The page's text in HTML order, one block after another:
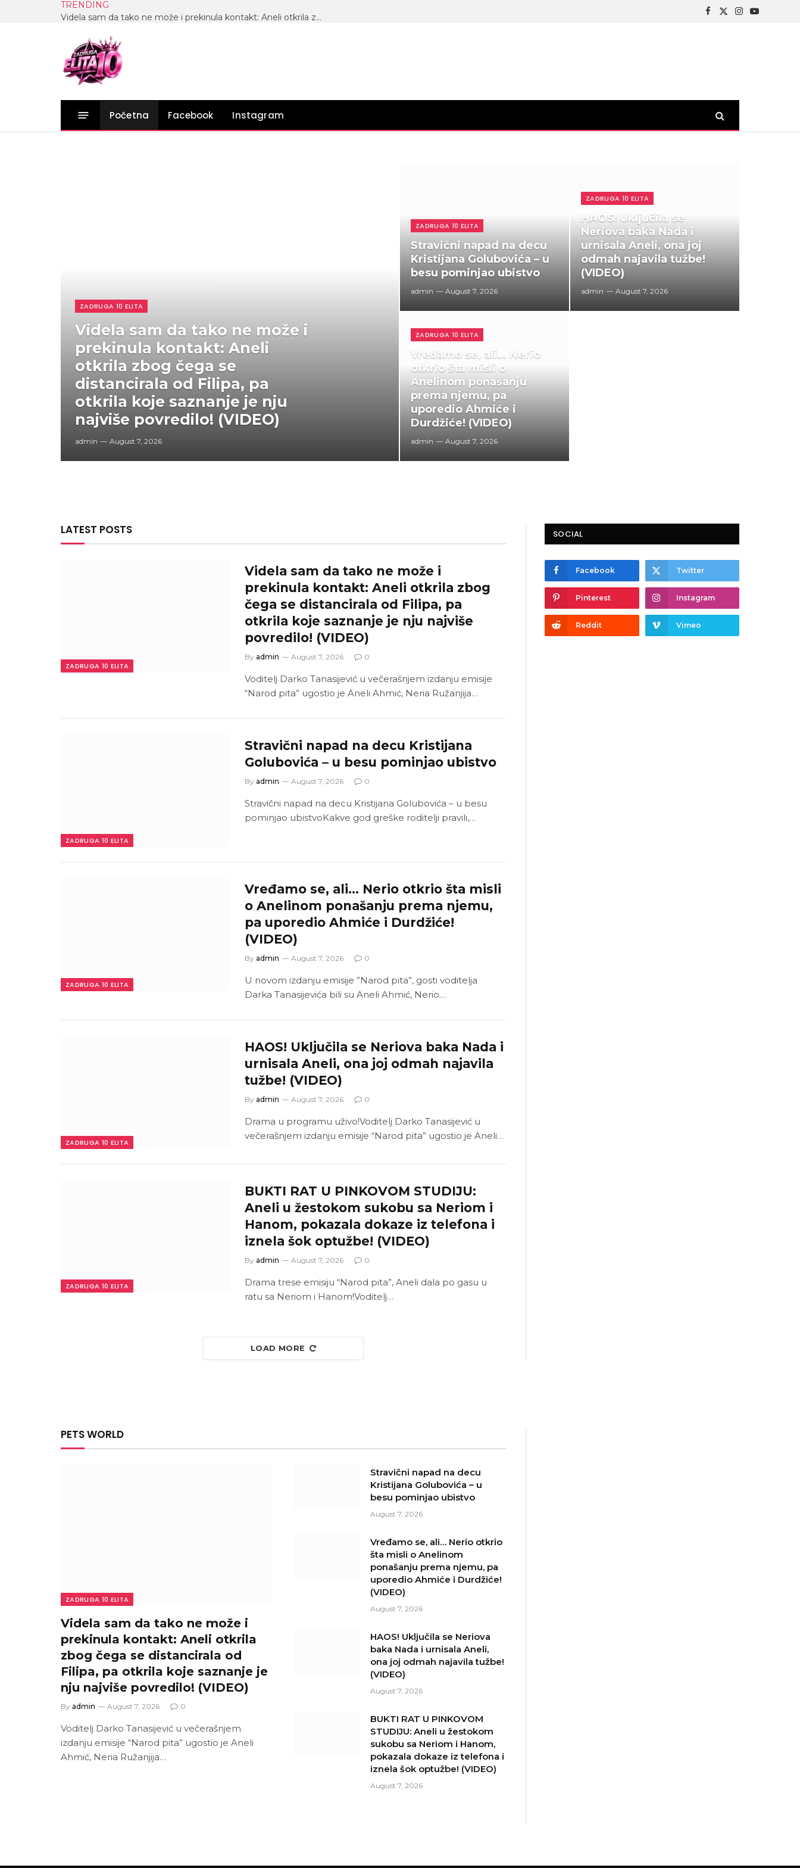
TRENDING
Videla sam da tako ne može i prekinula kontakt: Aneli otkrila zbog čega se distancirala od Filipa, pa otkrila koje saznanje je nju najviše povredilo! (VIDEO)
Facebook
X
Instagram
YouTube
Početna Facebook Instagram
ZADRUGA 10 ELITA
Videla sam da tako ne može i
prekinula kontakt: Aneli
otkrila zbog čega se
distancirala od Filipa, pa
otkrila koje saznanje je nju
najviše povredilo! (VIDEO)
admin August 7, 2026
ZADRUGA 10 ELITA
Stravični napad na decu
Kristijana Golubovića – u
besu pominjao ubistvo
admin August 7, 2026
ZADRUGA 10 ELITA
Vređamo se, ali… Nerio
otkrio šta misli o
Anelinom ponašanju
prema njemu, pa
uporedio Ahmiće i
Durdžiće! (VIDEO)
admin August 7, 2026
ZADRUGA 10 ELITA
HAOS! Uključila se
Neriova baka Nada i
urnisala Aneli, ona joj
odmah najavila tužbe!
(VIDEO)
admin August 7, 2026
LATEST POSTS
ZADRUGA 10 ELITA
Videla sam da tako ne može i
prekinula kontakt: Aneli otkrila zbog
čega se distancirala od Filipa, pa
otkrila koje saznanje je nju najviše
povredilo! (VIDEO)
By admin August 7, 2026 0
Voditelj Darko Tanasijević u večerašnjem izdanju emisije
“Narod pita” ugostio je Aneli Ahmić, Neria Ružanjija…
ZADRUGA 10 ELITA
Stravični napad na decu Kristijana
Golubovića – u besu pominjao ubistvo
By admin August 7, 2026 0
Stravični napad na decu Kristijana Golubovića – u besu
pominjao ubistvoKakve god greške roditelji pravili,…
ZADRUGA 10 ELITA
Vređamo se, ali… Nerio otkrio šta misli
o Anelinom ponašanju prema njemu,
pa uporedio Ahmiće i Durdžiće!
(VIDEO)
By admin August 7, 2026 0
U novom izdanju emisije ”Narod pita”, gosti voditelja
Darka Tanasijevića bili su Aneli Ahmić, Nerio…
ZADRUGA 10 ELITA
HAOS! Uključila se Neriova baka Nada i
urnisala Aneli, ona joj odmah najavila
tužbe! (VIDEO)
By admin August 7, 2026 0
Drama u programu uživo!Voditelj Darko Tanasijević u
večerašnjem izdanju emisije “Narod pita” ugostio je Aneli…
ZADRUGA 10 ELITA
BUKTI RAT U PINKOVOM STUDIJU:
Aneli u žestokom sukobu sa Neriom i
Hanom, pokazala dokaze iz telefona i
iznela šok optužbe! (VIDEO)
By admin August 7, 2026 0
Drama trese emisiju “Narod pita”, Aneli dala po gasu u
ratu sa Neriom i Hanom!Voditelj…
LOAD MORE
SOCIAL
Facebook Twitter
Pinterest Instagram
Reddit Vimeo
PETS WORLD
ZADRUGA 10 ELITA
Videla sam da tako ne može i
prekinula kontakt: Aneli otkrila
zbog čega se distancirala od
Filipa, pa otkrila koje saznanje je
nju najviše povredilo! (VIDEO)
By admin August 7, 2026 0
Voditelj Darko Tanasijević u večerašnjem
izdanju emisije “Narod pita” ugostio je Aneli
Ahmić, Neria Ružanjija…
Stravični napad na decu
Kristijana Golubovića – u
besu pominjao ubistvo
August 7, 2026
Vređamo se, ali… Nerio otkrio
šta misli o Anelinom
ponašanju prema njemu, pa
uporedio Ahmiće i Durdžiće!
(VIDEO)
August 7, 2026
HAOS! Uključila se Neriova
baka Nada i urnisala Aneli,
ona joj odmah najavila tužbe!
(VIDEO)
August 7, 2026
BUKTI RAT U PINKOVOM
STUDIJU: Aneli u žestokom
sukobu sa Neriom i Hanom,
pokazala dokaze iz telefona i
iznela šok optužbe! (VIDEO)
August 7, 2026